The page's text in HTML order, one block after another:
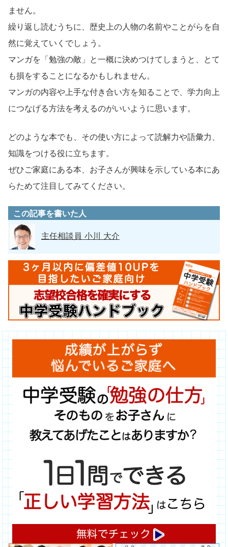
ません。
繰り返し読むうちに、歴史上の人物の名前やことがらを自
然に覚えていくでしょう。
マンガを「勉強の敵」と一概に決めつけてしまうと、とて
も損をすることになるかもしれません。
マンガの内容や上手な付き合い方を知ることで、学力向上
につなげる方法を考えるのがいいように思います。
どのような本でも、その使い方によって読解力や語彙力、
知識をつける役に立ちます。
ぜひご家庭にある本、お子さんが興味を示している本にあ
らためて注目してみてください。
この記事を書いた人
主任相談員 小川 大介